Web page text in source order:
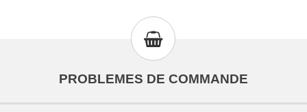
PROBLEMES DE COMMANDE